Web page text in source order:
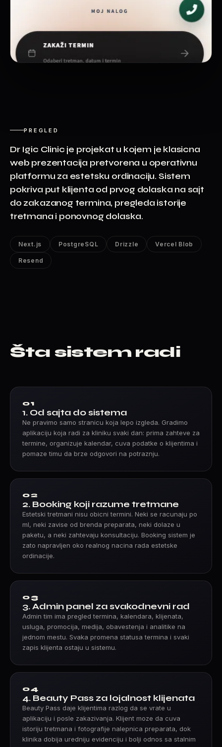
PREGLED
Dr Igic Clinic je projekat u kojem je klasicna
web prezentacija pretvorena u operativnu
platformu za estetsku ordinaciju. Sistem
pokriva put klijenta od prvog dolaska na sajt
do zakazanog termina, pregleda istorije
tretmana i ponovnog dolaska.
Next.js PostgreSQL Drizzle Vercel Blob
Resend
Šta sistem radi
01
1. Od sajta do sistema
Ne pravimo samo stranicu koja lepo izgleda. Gradimo
aplikaciju koja radi za kliniku svaki dan: prima zahteve za
termine, organizuje kalendar, cuva podatke o klijentima i
pomaze timu da brze odgovori na potraznju.
02
2. Booking koji razume tretmane
Estetski tretmani nisu obicni termini. Neki se racunaju po
ml, neki zavise od brenda preparata, neki dolaze u
paketu, a neki zahtevaju konsultaciju. Booking sistem je
zato napravljen oko realnog nacina rada estetske
ordinacije.
03
3. Admin panel za svakodnevni rad
Admin tim ima pregled termina, kalendara, klijenata,
usluga, promocija, medija, obavestenja i analitike na
jednom mestu. Svaka promena statusa termina i svaki
zapis klijenta ostaju u sistemu.
04
4. Beauty Pass za lojalnost klijenata
Beauty Pass daje klijentima razlog da se vrate u
aplikaciju i posle zakazivanja. Klijent moze da cuva
istoriju tretmana i fotografije nalepnica preparata, dok
klinika dobija uredniju evidenciju i bolji odnos sa stalnim